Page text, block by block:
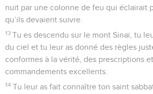
nuit par une colonne de feu qui éclairait
qu’ils devaient suivre.
13 Tu es descendu sur le mont Sinaï, tu
du ciel et tu leur as donné des règles
conformes à la vérité, des prescriptions
commandements excellents.
14 Tu leur as fait connaître ton saint